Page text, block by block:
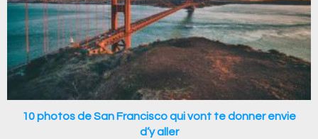
10 photos de San Francisco qui vont te donner envie
d’y aller